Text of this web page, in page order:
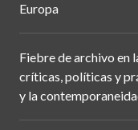
Europa
Fiebre de archivo en
críticas, políticas y
y la